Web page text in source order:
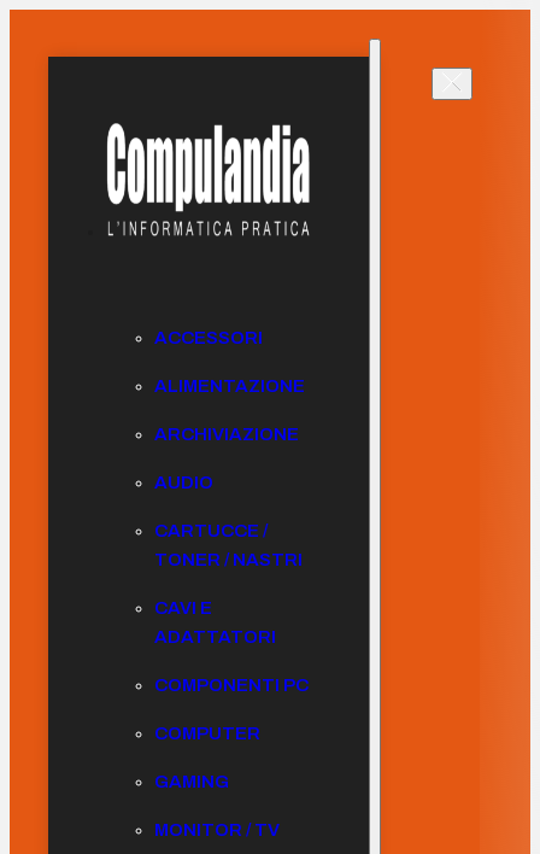
ACCESSORI
ALIMENTAZIONE
ARCHIVIAZIONE
AUDIO
CARTUCCE /
TONER / NASTRI
CAVI E
ADATTATORI
COMPONENTI PC
COMPUTER
GAMING
MONITOR / TV